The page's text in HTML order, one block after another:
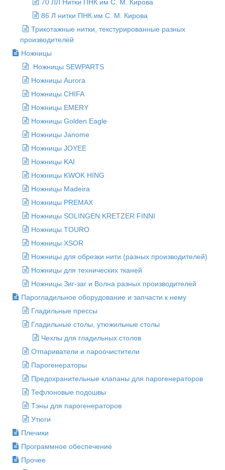
70 ЛЛ Нитки ПНК им С. М. Кирова
86 Л нитки ПНК им С. М. Кирова
Трикотажные нитки, текстурированные разных
производителей
Ножницы
Ножницы SEWPARTS
Ножницы Aurora
Ножницы CHIFA
Ножницы EMERY
Ножницы Golden Eagle
Ножницы Janome
Ножницы JOYEE
Ножницы KAI
Ножницы KWOK HING
Ножницы Madeira
Ножницы PREMAX
Ножницы SOLINGEN KRETZER FINNI
Ножницы TOURO
Ножницы XSOR
Ножницы для обрезки нити (разных производителей)
Ножницы для технических тканей
Ножницы Зиг-заг и Волна разных производителей
Парогладильное оборудование и запчасти к нему
Гладильные прессы
Гладильные столы, утюжильные столы
Чехлы для гладильных столов
Отпариватели и пароочистители
Парогенераторы
Предохранительные клапаны для парогенераторов
Тефлоновые подошвы
Тэны для парогенераторов
Утюги
Плечики
Программное обеспечение
Прочее